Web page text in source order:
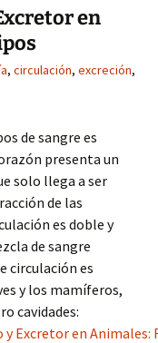
en
, circulación, excreción,
de sangre es
presenta un
solo llega a ser
de las
es doble y
de sangre
circulación es
y los mamíferos,
cavidades:
Excretor en Animales: